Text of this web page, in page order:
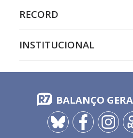
RECORD
INSTITUCIONAL
BALANÇO